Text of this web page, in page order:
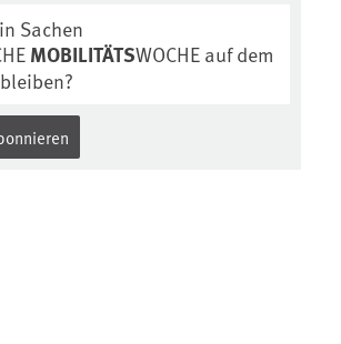
Sachen
MOBILITÄTSWOCHE auf dem